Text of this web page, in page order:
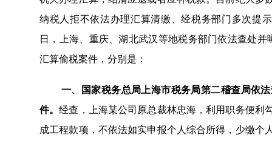
纳税人拒不依法办理汇算清缴、经税务部门多次提
日，上海、重庆、湖北武汉等地税务部门依法查处
汇算偷税案件，分别是：
一、国家税务总局上海市税务局第二稽查局依
件。经查，上海某公司原总裁林忠海，利用职务便利
成工程款项，不依法如实申报个人综合所得，少缴